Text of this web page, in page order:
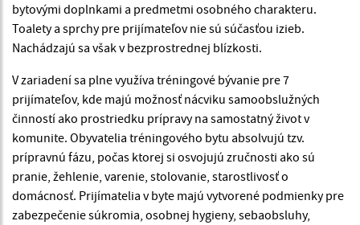
bytovými doplnkami a predmetmi osobného charakteru.
Toalety a sprchy pre prijímateľov nie sú súčasťou izieb.
Nachádzajú sa však v bezprostrednej blízkosti.
V zariadení sa plne využíva tréningové bývanie pre 7
prijímateľov, kde majú možnosť nácviku samoobslužných
činností ako prostriedku prípravy na samostatný život v
komunite. Obyvatelia tréningového bytu absolvujú tzv.
prípravnú fázu, počas ktorej si osvojujú zručnosti ako sú
pranie, žehlenie, varenie, stolovanie, starostlivosť o
domácnosť. Prijímatelia v byte majú vytvorené podmienky pre
zabezpečenie súkromia, osobnej hygieny, sebaobsluhy,